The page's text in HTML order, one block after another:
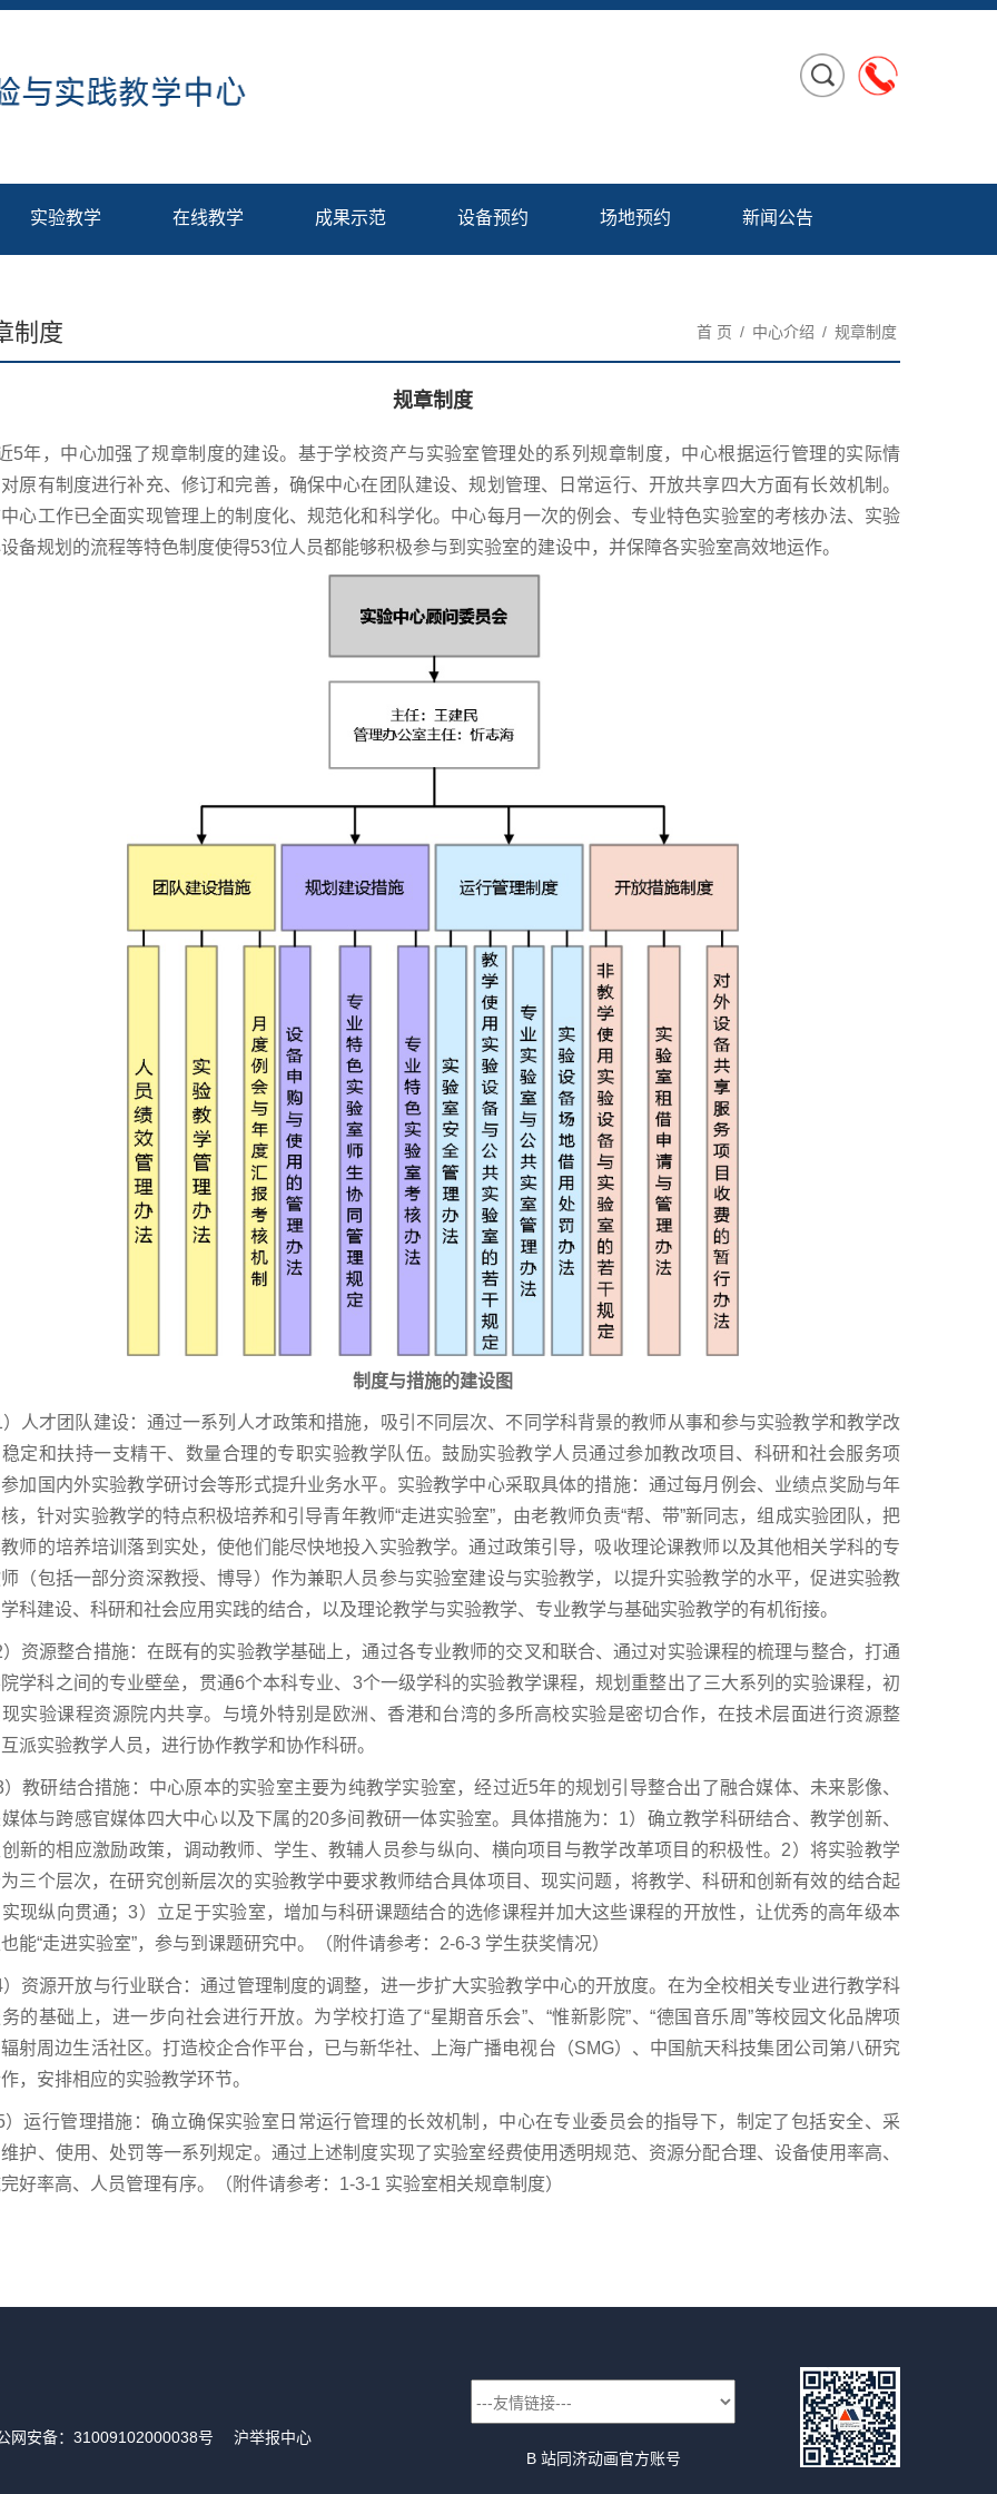
实验教学 在线教学 成果示范 设备预约 场地预约 新闻公告
制度 首 页 / 中心介绍 / 规章制度
规章制度
5年，中心加强了规章制度的建设。基于学校资产与实验室管理处的系列规章制度，中心根据运行管理的实际情
原有制度进行补充、修订和完善，确保中心在团队建设、规划管理、日常运行、开放共享四大方面有长效机制。
中心工作已全面实现管理上的制度化、规范化和科学化。中心每月一次的例会、专业特色实验室的考核办法、实验
备规划的流程等特色制度使得53位人员都能够积极参与到实验室的建设中，并保障各实验室高效地运作。
制度与措施的建设图
人才团队建设：通过一系列人才政策和措施，吸引不同层次、不同学科背景的教师从事和参与实验教学和教学改
定和扶持一支精干、数量合理的专职实验教学队伍。鼓励实验教学人员通过参加教改项目、科研和社会服务项
参加国内外实验教学研讨会等形式提升业务水平。实验教学中心采取具体的措施：通过每月例会、业绩点奖励与年
，针对实验教学的特点积极培养和引导青年教师“走进实验室”，由老教师负责“帮、带”新同志，组成实验团队，把
师的培养培训落到实处，使他们能尽快地投入实验教学。通过政策引导，吸收理论课教师以及其他相关学科的专
（包括一部分资深教授、博导）作为兼职人员参与实验室建设与实验教学，以提升实验教学的水平，促进实验教
科建设、科研和社会应用实践的结合，以及理论教学与实验教学、专业教学与基础实验教学的有机衔接。
资源整合措施：在既有的实验教学基础上，通过各专业教师的交叉和联合、通过对实验课程的梳理与整合，打通
学科之间的专业壁垒，贯通6个本科专业、3个一级学科的实验教学课程，规划重整出了三大系列的实验课程，初
实验课程资源院内共享。与境外特别是欧洲、香港和台湾的多所高校实验是密切合作，在技术层面进行资源整
派实验教学人员，进行协作教学和协作科研。
教研结合措施：中心原本的实验室主要为纯教学实验室，经过近5年的规划引导整合出了融合媒体、未来影像、
体与跨感官媒体四大中心以及下属的20多间教研一体实验室。具体措施为：1）确立教学科研结合、教学创新、
创新的相应激励政策，调动教师、学生、教辅人员参与纵向、横向项目与教学改革项目的积极性。2）将实验教学
三个层次，在研究创新层次的实验教学中要求教师结合具体项目、现实问题，将教学、科研和创新有效的结合起
现纵向贯通；3）立足于实验室，增加与科研课题结合的选修课程并加大这些课程的开放性，让优秀的高年级本
能“走进实验室”，参与到课题研究中。（附件请参考：2-6-3 学生获奖情况）
资源开放与行业联合：通过管理制度的调整，进一步扩大实验教学中心的开放度。在为全校相关专业进行教学科
的基础上，进一步向社会进行开放。为学校打造了“星期音乐会”、“惟新影院”、“德国音乐周”等校园文化品牌项
辐射周边生活社区。打造校企合作平台，已与新华社、上海广播电视台（SMG）、中国航天科技集团公司第八研究
，安排相应的实验教学环节。
运行管理措施：确立确保实验室日常运行管理的长效机制，中心在专业委员会的指导下，制定了包括安全、采
护、使用、处罚等一系列规定。通过上述制度实现了实验室经费使用透明规范、资源分配合理、设备使用率高、
好率高、人员管理有序。（附件请参考：1-3-1 实验室相关规章制度）
网安备：31009102000038号 沪举报中心
B 站同济动画官方账号